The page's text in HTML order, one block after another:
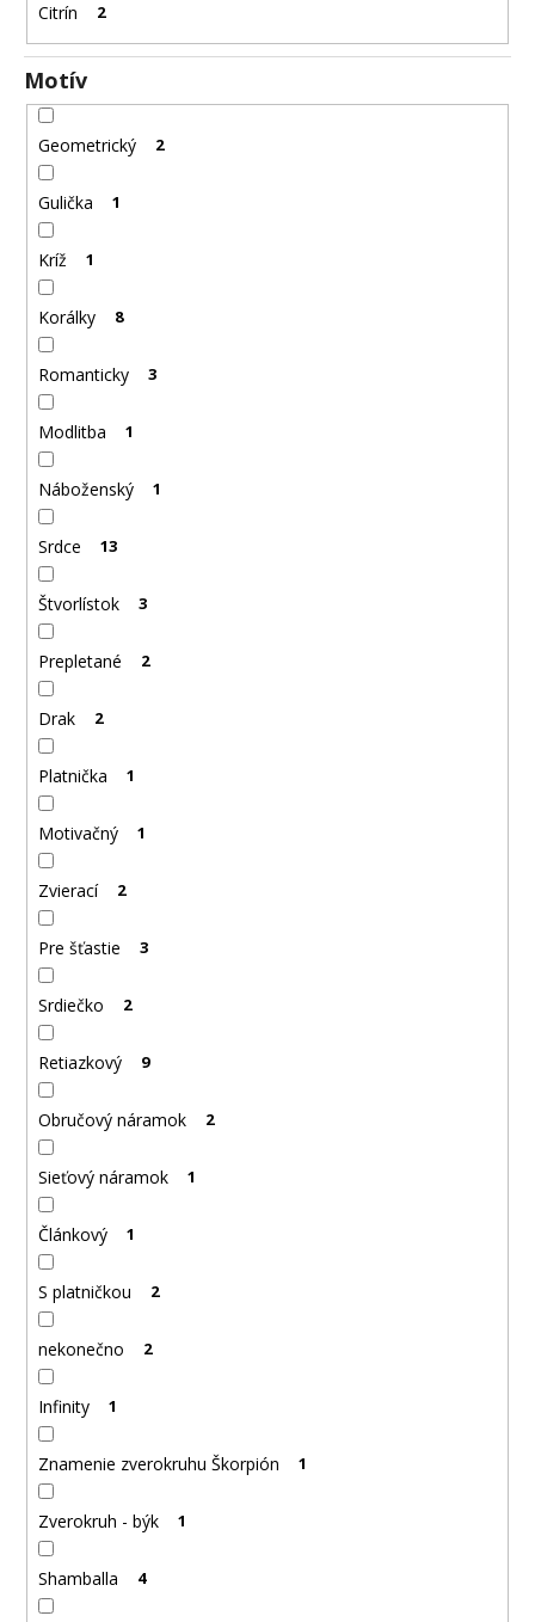
Citrín 2
Motív
Geometrický 2
Gulička 1
Kríž 1
Korálky 8
Romanticky 3
Modlitba 1
Náboženský 1
Srdce 13
Štvorlístok 3
Prepletané 2
Drak 2
Platnička 1
Motivačný 1
Zvierací 2
Pre šťastie 3
Srdiečko 2
Retiazkový 9
Obručový náramok 2
Sieťový náramok 1
Článkový 1
S platničkou 2
nekonečno 2
Infinity 1
Znamenie zverokruhu Škorpión 1
Zverokruh - býk 1
Shamballa 4